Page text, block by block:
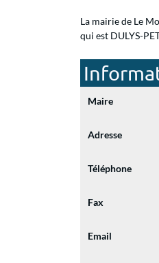
La mairie de Le
qui est DULYS-
Maire
Adresse
Téléphone
Fax
Email